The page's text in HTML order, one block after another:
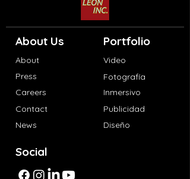
About Us Portfolio
About
Video
Press
Fotografía
Careers
Inmersivo
Contact
Publicidad
Diseño
News
Social